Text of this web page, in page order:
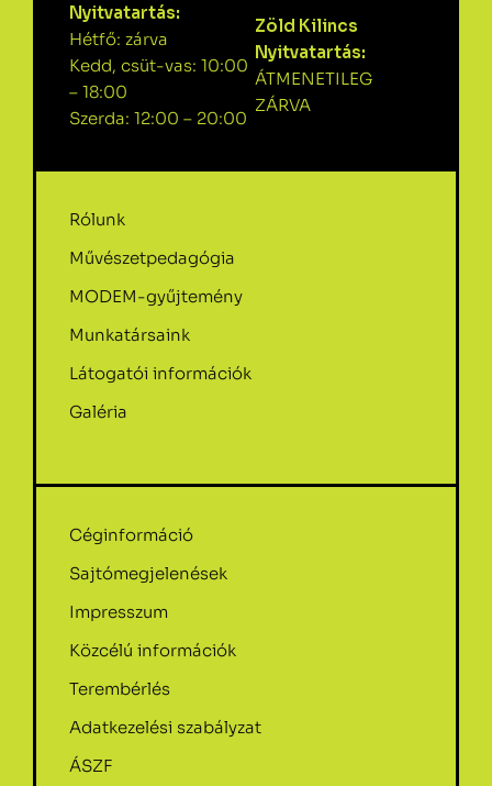
Nyitvatartás:
Hétfő: zárva
Kedd, csüt-vas: 10:00
– 18:00
Szerda: 12:00 – 20:00
Zöld Kilincs
Nyitvatartás:
ÁTMENETILEG
ZÁRVA
Rólunk
Művészetpedagógia
MODEM-gyűjtemény
Munkatársaink
Látogatói információk
Galéria
Céginformáció
Sajtómegjelenések
Impresszum
Közcélú információk
Terembérlés
Adatkezelési szabályzat
ÁSZF